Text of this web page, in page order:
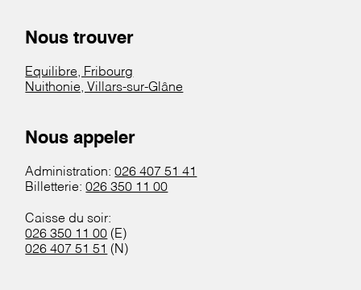
Nous trouver
Equilibre, Fribourg
Nuithonie, Villars-sur-Glâne
Nous appeler
Administration:026 407 51 41
Billetterie:026 350 11 00
Caisse du soir:
026 350 11 00 (E)
026 407 51 51 (N)